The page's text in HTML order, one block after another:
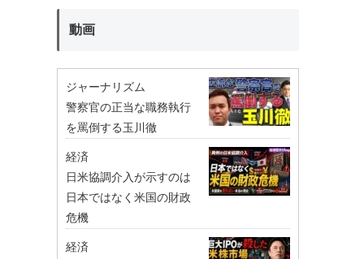
動画
ジャーナリズム
警察官の正当な職務執行
を罵倒する玉川徹
経済
日米協調介入が示すのは
日本ではなく米国の財政
危機
経済